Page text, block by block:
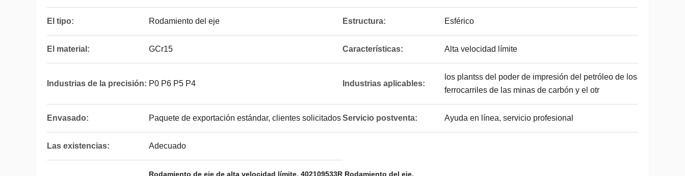
El tipo: Rodamiento del eje Estructura: Esférico
El material: GCr15 Características: Alta velocidad límite
Industrias de la precisión: P0 P6 P5 P4 Industrias aplicables:
los plantss del poder de impresión del petróleo de los
ferrocarriles de las minas de carbón y el otr
Envasado: Paquete de exportación estándar, clientes solicitadosServicio postventa: Ayuda en línea, servicio profesional
Las existencias: Adecuado
Rodamiento de eje de alta velocidad límite, 402109533R Rodamiento del eje,